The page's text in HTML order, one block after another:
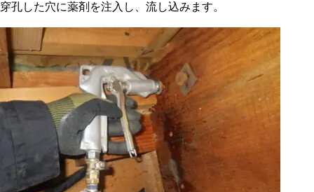
穿孔した穴に薬剤を注入し、流し込みます。